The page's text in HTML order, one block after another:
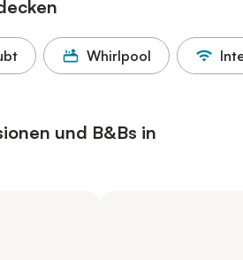
Whirlpool
und B&Bs in